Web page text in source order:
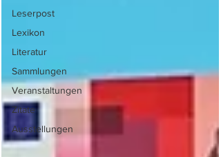
Leserpost
Lexikon
Literatur
Sammlungen
Veranstaltungen
Zitate
Ausstellungen